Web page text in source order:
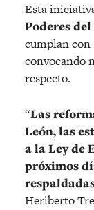
Esta
Poderes
cumplan con
convocando
respecto.
“Las
León, las
a la Ley de
próximos
Heriberto